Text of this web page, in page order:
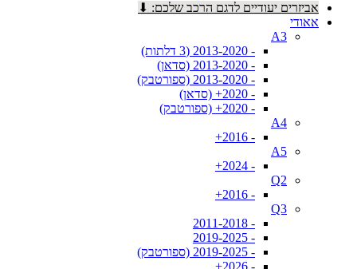
אביזרים יעודיים לדגם הרכב שלכם: ⬇
אאודי
A3
- 2013-2020 (3 דלתות)
- 2013-2020 (סדאן)
- 2013-2020 (ספורטבק)
- 2020+ (סדאן)
- 2020+ (ספורטבק)
A4
- 2016+
A5
- 2024+
Q2
- 2016+
Q3
- 2011-2018
- 2019-2025
- 2019-2025 (ספורטבק)
- 2026+